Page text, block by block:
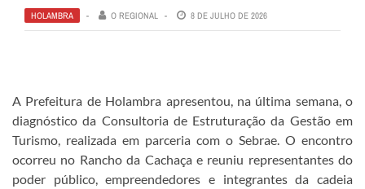
HOLAMBRA O REGIONAL 8 DE JULHO DE 2026
A Prefeitura de Holambra apresentou, na última semana, o
diagnóstico da Consultoria de Estruturação da Gestão em
Turismo, realizada em parceria com o Sebrae. O encontro
ocorreu no Rancho da Cachaça e reuniu representantes do
poder público, empreendedores e integrantes da cadeia